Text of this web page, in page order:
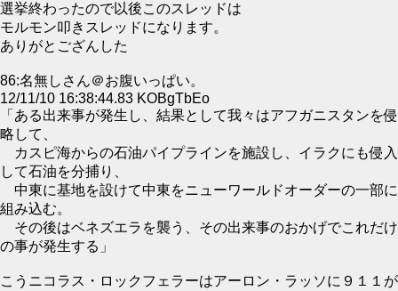
選挙終わったので以後このスレッドは
モルモン叩きスレッドになります。
ありがとござんした
86:名無しさん＠お腹いっぱい。
12/11/10 16:38:44.83 KOBgTbEo
「ある出来事が発生し、結果として我々はアフガニスタンを侵
略して、
カスピ海からの石油パイプラインを施設し、イラクにも侵入
して石油を分捕り、
中東に基地を設けて中東をニューワールドオーダーの一部に
組み込む。
その後はベネズエラを襲う、その出来事のおかげでこれだけ
の事が発生する」
こうニコラス・ロックフェラーはアーロン・ラッソに９１１が